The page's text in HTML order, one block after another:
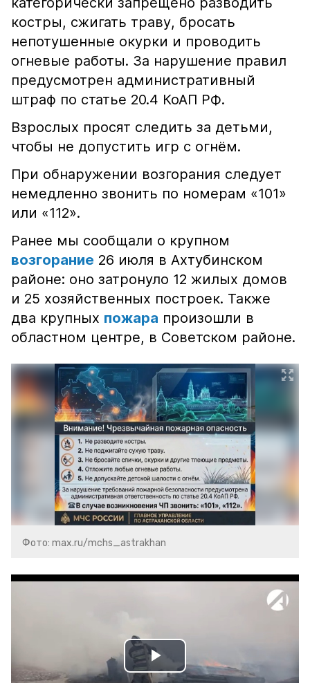
костры, сжигать траву, бросать
непотушенные окурки и проводить
огневые работы. За нарушение правил
предусмотрен административный
штраф по статье 20.4 КоАП РФ.
Взрослых просят следить за детьми,
чтобы не допустить игр с огнём.
При обнаружении возгорания следует
немедленно звонить по номерам «101»
или «112».
Ранее мы сообщали о крупном
возгорание 26 июля в Ахтубинском
районе: оно затронуло 12 жилых домов
и 25 хозяйственных построек. Также
два крупных пожара произошли в
областном центре, в Советском районе.
Фото: max.ru/mchs_astrakhan
Play